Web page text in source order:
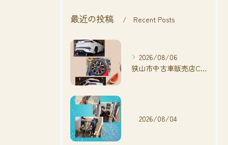
最近の投稿 Recent Posts
2026/08/06
狭山市中古車販売店CarShop FACT.🚗
2026/08/04